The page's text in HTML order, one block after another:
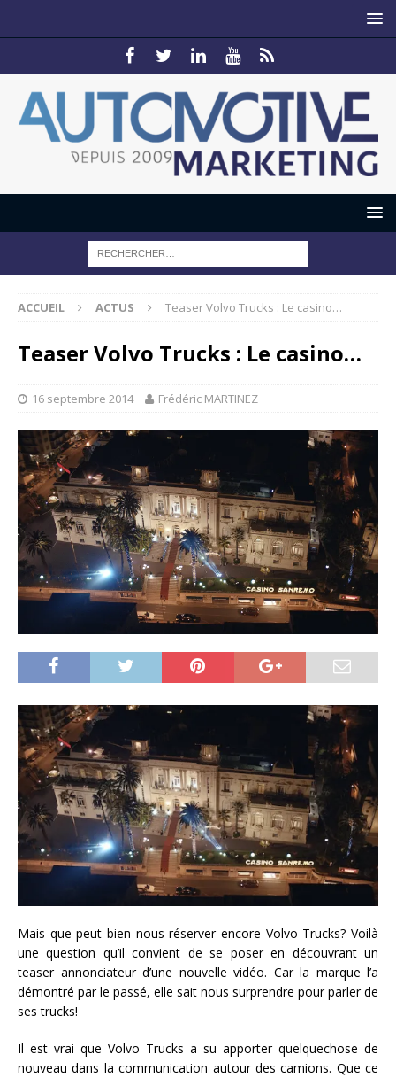
ACCUEIL ACTUS Teaser Volvo Trucks : Le casino…
Teaser Volvo Trucks : Le casino…
16 septembre 2014 Frédéric MARTINEZ
Mais que peut bien nous réserver encore Volvo Trucks? Voilà
une question qu’il convient de se poser en découvrant un
teaser annonciateur d’une nouvelle vidéo. Car la marque l’a
démontré par le passé, elle sait nous surprendre pour parler de
ses trucks!
Il est vrai que Volvo Trucks a su apporter quelquechose de
nouveau dans la communication autour des camions. Que ce